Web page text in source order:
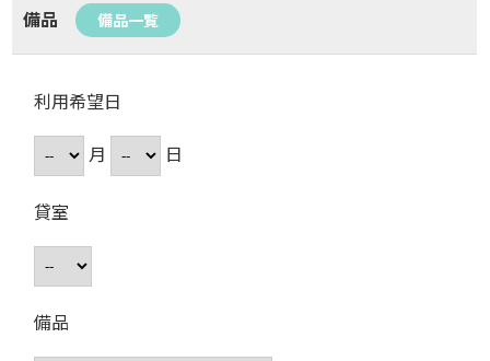
備品 備品一覧
利用希望日
月
日
貸室
備品